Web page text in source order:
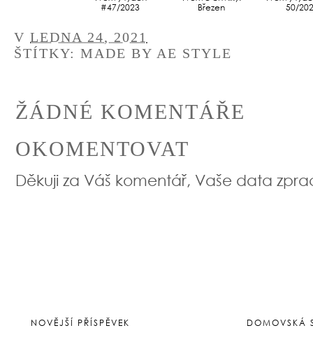
#47/2023
Březen
50/
V LEDNA 24, 2021
ŠTÍTKY: MADE BY AE STYLE
ŽÁDNÉ KOMENTÁŘE
OKOMENTOVAT
Děkuji za Váš komentář, Vaše data
NOVĚJŠÍ PŘÍSPĚVEK DOMOVSKÁ